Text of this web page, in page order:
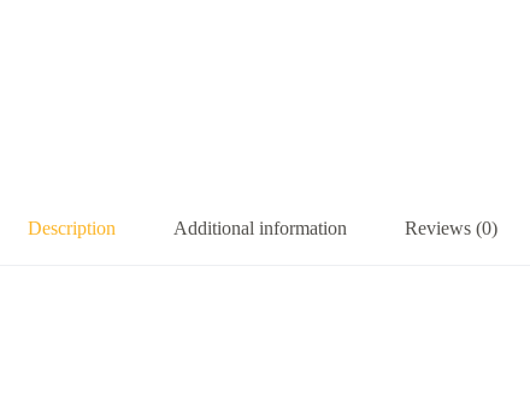
Description Additional information Reviews (0)